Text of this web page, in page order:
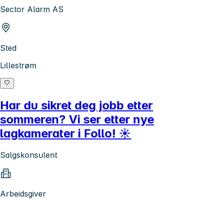
Sector Alarm AS
Sted
Lillestrøm
Har du sikret deg jobb etter
sommeren? Vi ser etter nye
lagkamerater i Follo! ☀️
Salgskonsulent
Arbeidsgiver